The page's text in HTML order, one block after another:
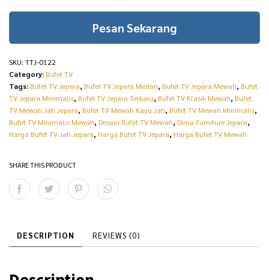
0122 quantity
Pesan Sekarang
SKU: TTJ-0122
Category: Bufet TV
Tags: Bufet TV Jepara, Bufet TV Jepara Medan, Bufet TV Jepara Mewah, Bufet
TV Jepara Minimalis, Bufet TV Jepara Terbaru, Bufet TV Klasik Mewah, Bufet
TV Mewah Jati Jepara, Bufet TV Mewah Kayu Jati, Bufet TV Mewah Minimalis,
Bufet TV Minimalis Mewah, Desain Bufet TV Mewah, Dima Furniture Jepara,
Harga Bufet TV Jati Jepara, Harga Bufet TV Jepara, Harga Bufet TV Mewah
SHARE THIS PRODUCT
DESCRIPTION REVIEWS (0)